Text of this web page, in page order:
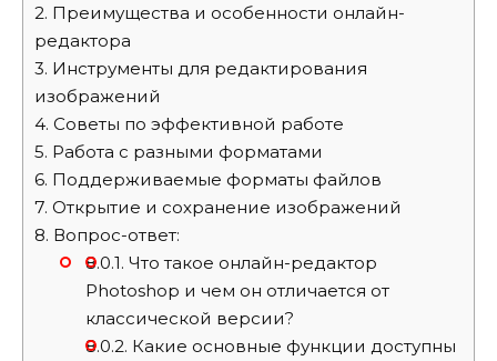
2. Преимущества и особенности онлайн-
редактора
3. Инструменты для редактирования
изображений
4. Советы по эффективной работе
5. Работа с разными форматами
6. Поддерживаемые форматы файлов
7. Открытие и сохранение изображений
8. Вопрос-ответ:
8.0.1. Что такое онлайн-редактор
Photoshop и чем он отличается от
классической версии?
8.0.2. Какие основные функции доступны